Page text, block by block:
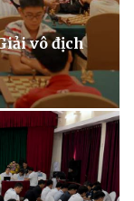
vô địch